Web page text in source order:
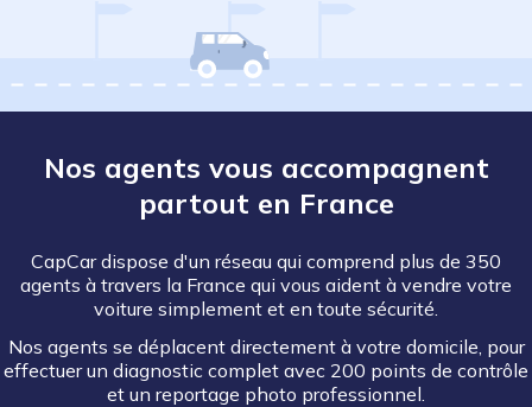
Nos agents vous accompagnent
partout en France
CapCar dispose d'un réseau qui comprend plus de 350
agents à travers la France qui vous aident à vendre votre
voiture simplement et en toute sécurité.
Nos agents se déplacent directement à votre domicile, pour
effectuer un diagnostic complet avec 200 points de contrôle
et un reportage photo professionnel.